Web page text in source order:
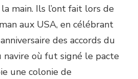
main. Ils l’ont fait lors de
aux USA, en célébrant
des accords du
navire où fut signé le pacte
une colonie de